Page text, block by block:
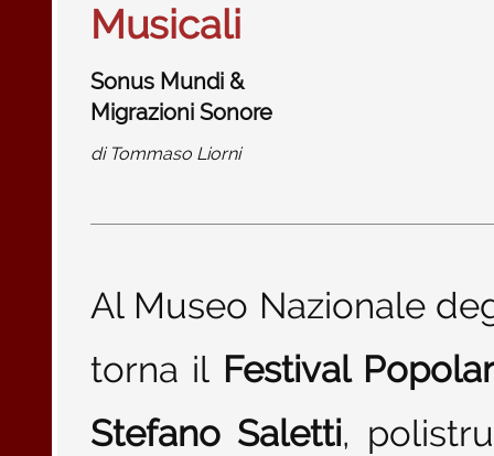
Musicali
Sonus Mundi &
Migrazioni Sonore
di Tommaso Liorni
Al Museo Nazionale
torna il Festival
Stefano Saletti,